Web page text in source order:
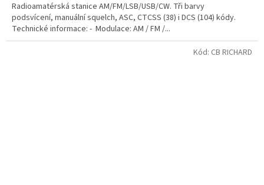
z
5
hvězdiček.
Radioamatérská stanice AM/FM/LSB/USB/CW. Tři barvy
podsvícení, manuální squelch, ASC, CTCSS (38) i DCS (104) kódy.
Technické informace: - Modulace: AM / FM /...
Kód: CB RICHARD